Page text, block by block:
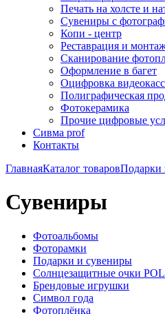
Печать на холсте и
Сувениры с
Копи - центр
Реставрация и
Сканирование
Оформление в багет
Оцифровка
Полиграфическая
Фотокерамика
Прочие цифровые
Сивма prof
Контакты
ГлавнаяКаталог товаровПодарки
Сувениры
Фотоальбомы
Фоторамки
Подарки и сувениры
Солнцезащитные очки
Брендовые игрушки
Символ года
Фотоплёнка